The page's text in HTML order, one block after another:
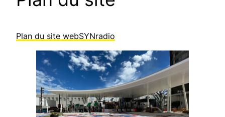
Plan du site webSYNradio